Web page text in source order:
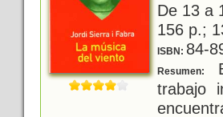
De 13 a
156 p.;
ISBN: 84-
Resumen:
trabajo